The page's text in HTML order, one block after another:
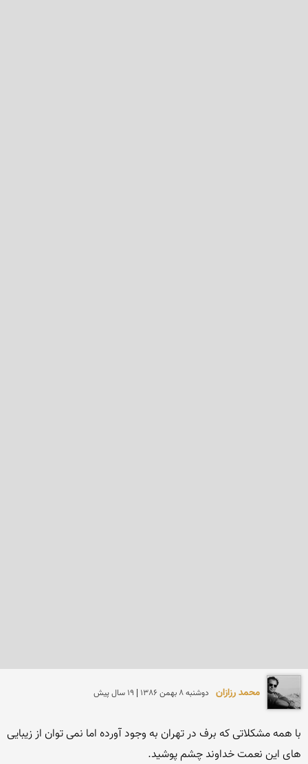
محمد رزازان دوشنبه 8 بهمن 1386 | 19 سال پیش
های این نعمت خداوند چشم پوشید.